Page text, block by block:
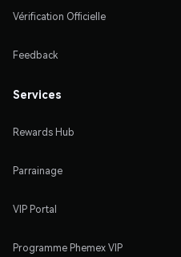
Vérification Officielle
Feedback
Services
Rewards Hub
Parrainage
VIP Portal
Programme Phemex VIP